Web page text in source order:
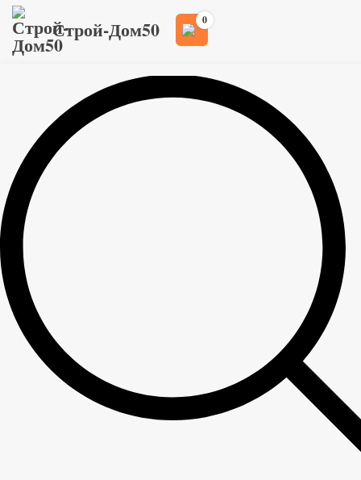
Строй-Дом50 0
Товары >
Клеи, краски и жидкие смеси > Бетоноконтакты
Бетоноконтакт Русеан 20 кг
Бетоноконтакт Русеан 20 кг
1 400
В корзину
Купить в один клик